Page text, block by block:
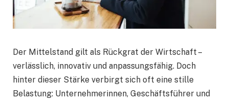
Der Mittelstand gilt als Rückgrat der Wirtschaft –
verlässlich, innovativ und anpassungsfähig. Doch
hinter dieser Stärke verbirgt sich oft eine stille
Belastung: Unternehmerinnen, Geschäftsführer und